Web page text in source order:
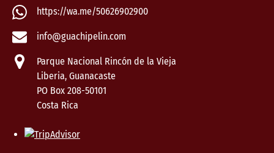
https://wa.me/50626902900
info@guachipelin.com
Parque Nacional Rincón de la Vieja
Liberia, Guanacaste
PO Box 208-50101
Costa Rica